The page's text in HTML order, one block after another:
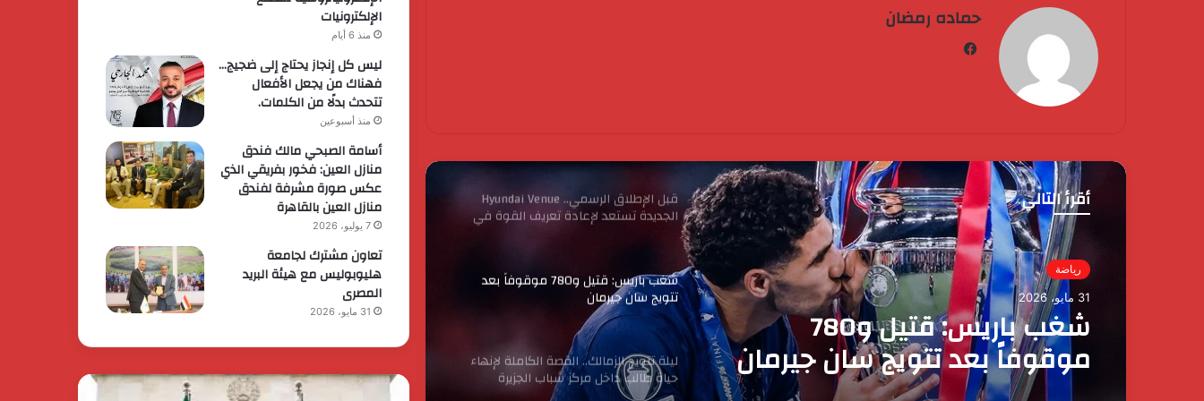
حماده رمضان
أقرأ التالي
رياضة
23 مايو، 2026
ليلة تتويج الزمالك.. القصة
الكاملة لإنهاء حياة طالب داخل
شغب باريس: قتيل و780 موقوفاً بعد
تتويج سان جيرمان
ليلة تتويج الزمالك.. القصة الكاملة لإنهاء
حياة طالب داخل مركز شباب الجزيرة
ألفا روميو 33 سترادالي تحتفي بتسليمات
تاريخية عبر قارتين
الإلكترونيات
منذ 6 أيام
ليس كل إنجاز يحتاج إلى ضجيج…
فهناك من يجعل الأفعال
تتحدث بدلًا من الكلمات.
منذ أسبوعين
أسامة الصبحي مالك فندق
منازل العين: فخور بفريقي الذي
عكس صورة مشرفة لفندق
منازل العين بالقاهرة
7 يوليو، 2026
تعاون مشترك لجامعة
هليوبوليس مع هيئة البريد
المصرى
31 مايو، 2026
الحرس
رئيس
الرئيس